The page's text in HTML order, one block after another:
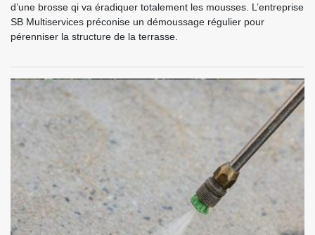
d’une brosse qi va éradiquer totalement les mousses. L’entreprise
SB Multiservices préconise un démoussage régulier pour
pérenniser la structure de la terrasse.